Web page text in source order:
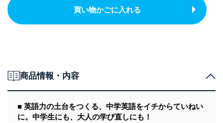
買い物かごに入れる
商品情報・内容
■ 英語力の土台をつくる、中学英語をイチからていねい
に。中学生にも、大人の学び直しにも！